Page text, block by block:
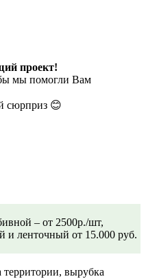
проект!
мы помогли Вам
сюрприз 😊
– от 2500р./шт,
и ленточный от 15.000 руб.
территории, вырубка